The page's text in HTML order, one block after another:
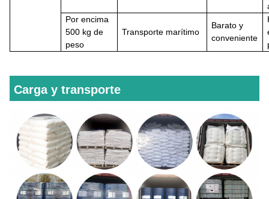
Por encima
500 kg de
peso
Transporte marítimo
Barato y
conveniente
Carga y transporte